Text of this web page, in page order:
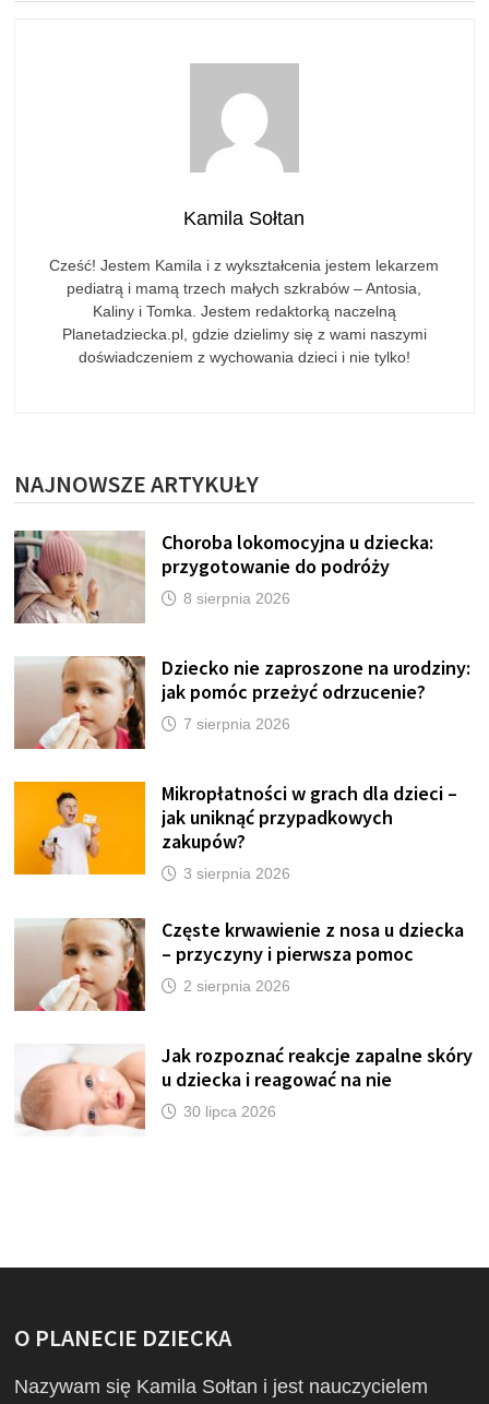
Kamila Sołtan
Cześć! Jestem Kamila i z wykształcenia jestem lekarzem
pediatrą i mamą trzech małych szkrabów – Antosia,
Kaliny i Tomka. Jestem redaktorką naczelną
Planetadziecka.pl, gdzie dzielimy się z wami naszymi
doświadczeniem z wychowania dzieci i nie tylko!
NAJNOWSZE ARTYKUŁY
Choroba lokomocyjna u dziecka:
przygotowanie do podróży
8 sierpnia 2026
Dziecko nie zaproszone na urodziny:
jak pomóc przeżyć odrzucenie?
7 sierpnia 2026
Mikropłatności w grach dla dzieci –
jak uniknąć przypadkowych
zakupów?
3 sierpnia 2026
Częste krwawienie z nosa u dziecka
– przyczyny i pierwsza pomoc
2 sierpnia 2026
Jak rozpoznać reakcje zapalne skóry
u dziecka i reagować na nie
30 lipca 2026
O PLANECIE DZIECKA
Nazywam się Kamila Sołtan i jest nauczycielem